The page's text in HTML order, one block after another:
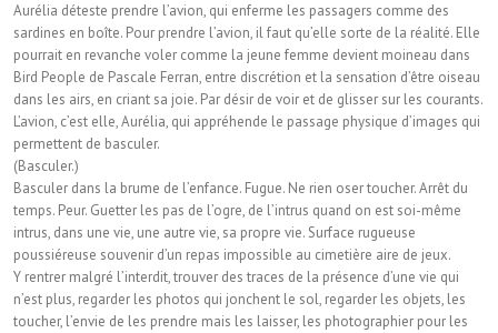
Aurélia déteste prendre l’avion, qui enferme les passagers comme des
sardines en boîte. Pour prendre l’avion, il faut qu’elle sorte de la réalité. Elle
pourrait en revanche voler comme la jeune femme devient moineau dans
Bird People de Pascale Ferran, entre discrétion et la sensation d’être oiseau
dans les airs, en criant sa joie. Par désir de voir et de glisser sur les courants.
L’avion, c’est elle, Aurélia, qui appréhende le passage physique d’images qui
permettent de basculer.
(Basculer.)
Basculer dans la brume de l’enfance. Fugue. Ne rien oser toucher. Arrêt du
temps. Peur. Guetter les pas de l’ogre, de l’intrus quand on est soi-même
intrus, dans une vie, une autre vie, sa propre vie. Surface rugueuse
poussiéreuse souvenir d’un repas impossible au cimetière aire de jeux.
Y rentrer malgré l’interdit, trouver des traces de la présence d’une vie qui
n’est plus, regarder les photos qui jonchent le sol, regarder les objets, les
toucher, l’envie de les prendre mais les laisser, les photographier pour les